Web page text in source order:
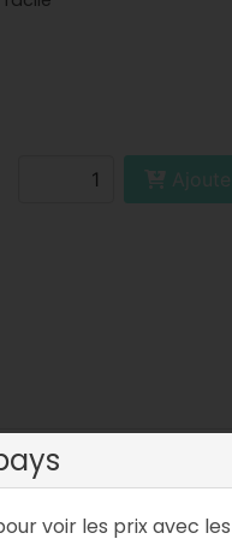
moderne à la
voir les prix avec les